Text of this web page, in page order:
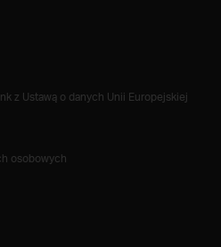
z Ustawą o danych Unii Europejskiej
osobowych